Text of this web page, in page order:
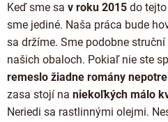
Keď sme sa v roku 2015 do
sme jediné. Naša práca bude
sa držíme. Sme podobne
našich obaloch. Pokiaľ nie ste
remeslo žiadne romány
zasa stojí na niekoľkých málo
Neriedi sa rastlinnými olejmi.